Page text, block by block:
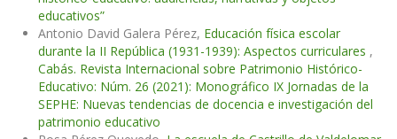
educativos”
Antonio David Galera Pérez, Educación física escolar
durante la II República (1931-1939): Aspectos curriculares ,
Cabás. Revista Internacional sobre Patrimonio Histórico-
Educativo: Núm. 26 (2021): Monográfico IX Jornadas de la
SEPHE: Nuevas tendencias de docencia e investigación del
patrimonio educativo